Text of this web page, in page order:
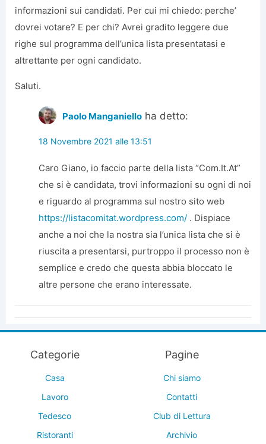
informazioni sui candidati. Per cui mi chiedo: perche’
dovrei votare? E per chi? Avrei gradito leggere due
righe sul programma dell’unica lista presentatasi e
altrettante per ogni candidato.
Saluti.
Paolo Manganiello ha detto:
18 Novembre 2021 alle 13:51
Caro Giano, io faccio parte della lista “Com.It.At”
che si è candidata, trovi informazioni su ogni di noi
e riguardo al programma sul nostro sito web
https://listacomitat.wordpress.com/ . Dispiace
anche a noi che la nostra sia l’unica lista che si è
riuscita a presentarsi, purtroppo il processo non è
semplice e credo che questa abbia bloccato le
altre persone che erano interessate.
Categorie
Casa
Lavoro
Tedesco
Ristoranti
Pagine
Chi siamo
Contatti
Club di Lettura
Archivio